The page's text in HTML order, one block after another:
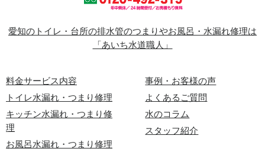
愛知のトイレ・台所の排水管のつまりやお風呂・水漏れ修理は
「あいち水道職人」
料金サービス内容
トイレ水漏れ・つまり修理
キッチン水漏れ・つまり修
理
お風呂水漏れ・つまり修理
事例・お客様の声
よくあるご質問
水のコラム
スタッフ紹介